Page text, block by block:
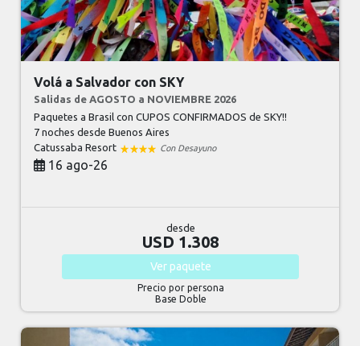
Volá a Salvador con SKY
Salidas de AGOSTO a NOVIEMBRE 2026
Paquetes a Brasil con CUPOS CONFIRMADOS de SKY!!
7 nochesdesde Buenos Aires
Catussaba Resort
Con Desayuno
16 ago-26
desde
USD 1.308
Ver paquete
Precio por persona
Base Doble